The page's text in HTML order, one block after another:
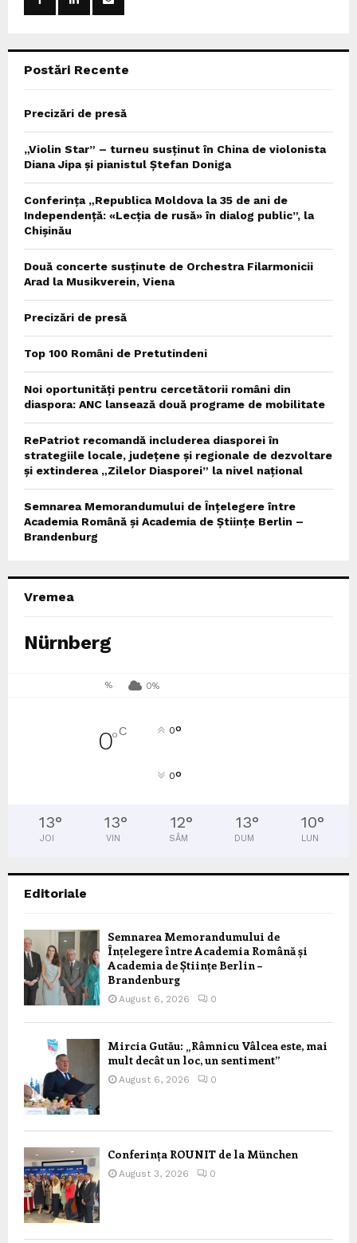
Postări Recente
Precizări de presă
„Violin Star” – turneu susținut în China de violonista
Diana Jipa și pianistul Ștefan Doniga
Conferința „Republica Moldova la 35 de ani de
Independență: «Lecția de rusă» în dialog public”, la
Chișinău
Două concerte susținute de Orchestra Filarmonicii
Arad la Musikverein, Viena
Precizări de presă
Top 100 Români de Pretutindeni
Noi oportunități pentru cercetătorii români din
diaspora: ANC lansează două programe de mobilitate
RePatriot recomandă includerea diasporei în
strategiile locale, județene și regionale de dezvoltare
și extinderea „Zilelor Diasporei” la nivel național
Semnarea Memorandumului de Înțelegere între
Academia Română și Academia de Științe Berlin –
Brandenburg
Vremea
Nürnberg
% 0%
0°C 0°
0°
13°
JOI
13°
VIN
12°
SÂM
13°
DUM
10°
LUN
Editoriale
Semnarea Memorandumului de
Înțelegere între Academia Română și
Academia de Științe Berlin –
Brandenburg
August 6, 2026 0
Mircia Gutău: „Râmnicu Vâlcea este, mai
mult decât un loc, un sentiment”
August 6, 2026 0
Conferința ROUNIT de la München
August 3, 2026 0